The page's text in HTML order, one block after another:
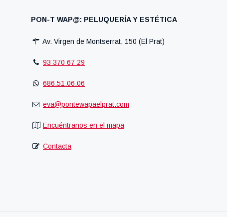
PON-T WAP@: PELUQUERÍA Y ESTÉTICA
Av. Virgen de Montserrat, 150 (El Prat)
93 370 67 29
686.51.06.06
eva@pontewapaelprat.com
Encuéntranos en el mapa
Contacta